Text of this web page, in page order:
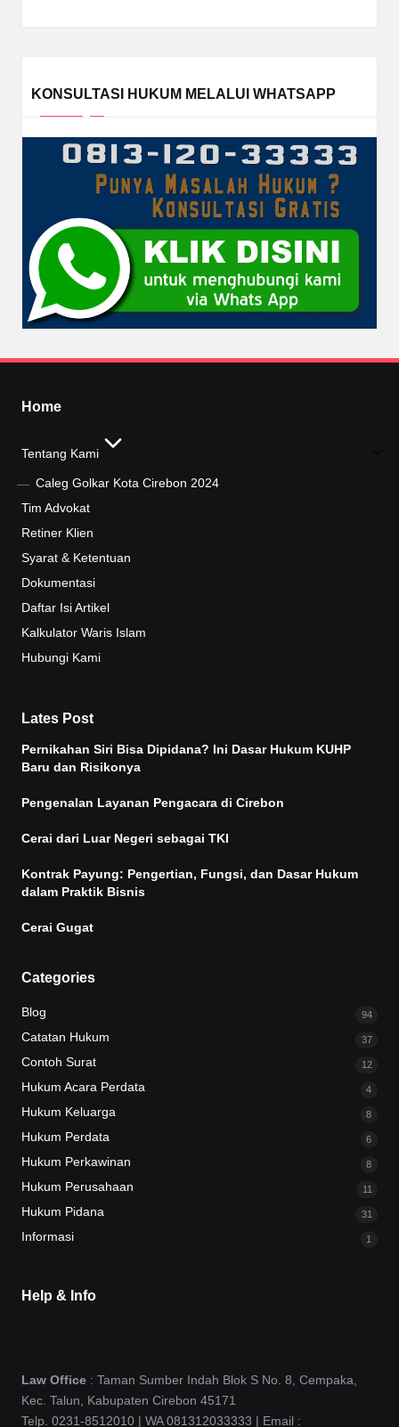
KONSULTASI HUKUM MELALUI WHATSAPP
Home
Tentang Kami
Caleg Golkar Kota Cirebon 2024
Tim Advokat
Retiner Klien
Syarat & Ketentuan
Dokumentasi
Daftar Isi Artikel
Kalkulator Waris Islam
Hubungi Kami
Lates Post
Pernikahan Siri Bisa Dipidana? Ini Dasar Hukum KUHP
Baru dan Risikonya
Pengenalan Layanan Pengacara di Cirebon
Cerai dari Luar Negeri sebagai TKI
Kontrak Payung: Pengertian, Fungsi, dan Dasar Hukum
dalam Praktik Bisnis
Cerai Gugat
Categories
Blog 94
Catatan Hukum 37
Contoh Surat 12
Hukum Acara Perdata 4
Hukum Keluarga 8
Hukum Perdata 6
Hukum Perkawinan 8
Hukum Perusahaan 11
Hukum Pidana 31
Informasi 1
Help & Info
Law Office : Taman Sumber Indah Blok S No. 8, Cempaka,
Kec. Talun, Kabupaten Cirebon 45171
Telp. 0231-8512010 | WA 081312033333 | Email :